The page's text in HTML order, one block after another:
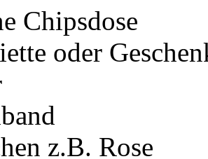
Chipsdose
oder
z.B. Rose